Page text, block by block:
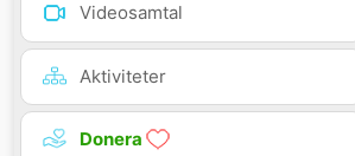
Videosamtal
Aktiviteter
Donera